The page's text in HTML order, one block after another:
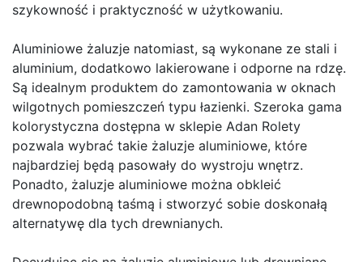
szykowność i praktyczność w użytkowaniu.
Aluminiowe żaluzje natomiast, są wykonane ze stali i
aluminium, dodatkowo lakierowane i odporne na rdzę.
Są idealnym produktem do zamontowania w oknach
wilgotnych pomieszczeń typu łazienki. Szeroka gama
kolorystyczna dostępna w sklepie Adan Rolety
pozwala wybrać takie żaluzje aluminiowe, które
najbardziej będą pasowały do wystroju wnętrz.
Ponadto, żaluzje aluminiowe można obkleić
drewnopodobną taśmą i stworzyć sobie doskonałą
alternatywę dla tych drewnianych.